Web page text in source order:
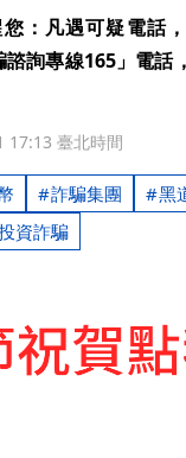
：凡遇可疑電話
詢專線165」電話
17:13 臺北時間
詐騙集團 黑
資詐騙